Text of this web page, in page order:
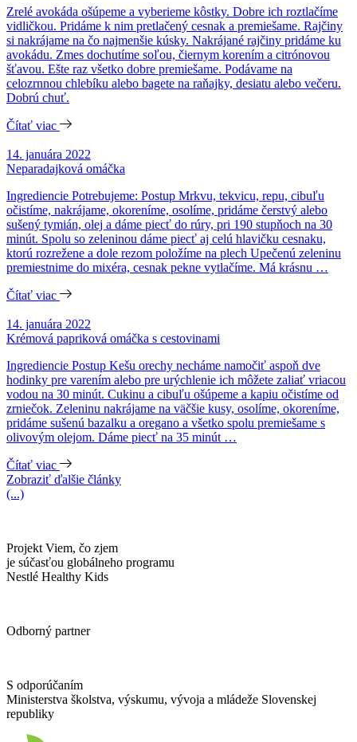
Zrelé avokáda ošúpeme a vyberieme kôstky. Dobre ich roztlačíme
vidličkou. Pridáme k nim pretlačený cesnak a premiešame. Rajčiny
si nakrájame na čo najmenšie kúsky. Nakrájané rajčiny pridáme ku
avokádu. Zmes dochutíme soľou, čiernym korením a citrónovou
šťavou. Ešte raz všetko dobre premiešame. Podávame na
celozrnnou chlebíku alebo bagete na raňajky, desiatu alebo večeru.
Dobrú chuť.
Čítať viac
14. januára 2022
Neparadajková omáčka
Ingrediencie Potrebujeme: Postup Mrkvu, tekvicu, repu, cibuľu
očistíme, nakrájame, okoreníme, osolíme, pridáme čerstvý alebo
sušený tymián, olej a dáme piecť do rúry, pri 190 stupňoch na 30
minút. Spolu so zeleninou dáme piecť aj celú hlavičku cesnaku,
ktorú rozrežene a dole rezom položíme na plech Upečenú zeleninu
premiestnime do mixéra, cesnak pekne vytlačíme. Má krásnu …
Čítať viac
14. januára 2022
Krémová papriková omáčka s cestovinami
Ingrediencie Postup Kešu orechy necháme namočiť aspoň dve
hodinky pre varením alebo pre urýchlenie ich môžete zaliať vriacou
vodou na 30 minút. Cukinu a cibuľu ošúpeme a kapiu očistíme od
zrniečok. Zeleninu nakrájame na väčšie kusy, osolíme, okoreníme,
pridáme sušenú bazalku a oregano a všetko spolu premiešame s
olivovým olejom. Dáme piecť na 35 minút …
Čítať viac
Zobraziť ďalšie články
(...)
Projekt Viem, čo zjem
je súčasťou globálneho programu
Nestlé Healthy Kids
Odborný partner
S odporúčaním
Ministerstva školstva, výskumu, vývoja a mládeže Slovenskej
republiky